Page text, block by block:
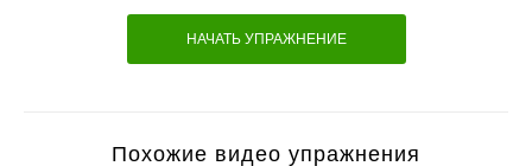
НАЧАТЬ УПРАЖНЕНИЕ
Похожие видео упражнения